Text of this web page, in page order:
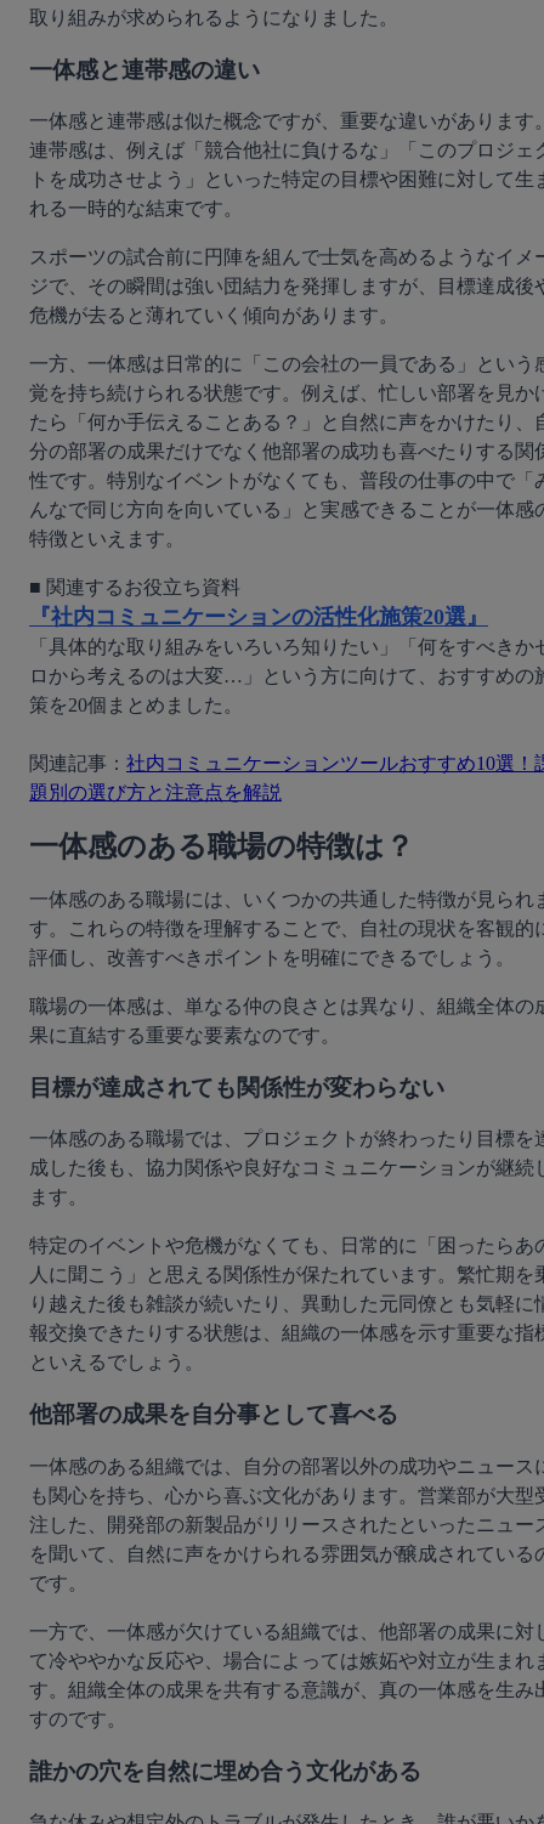
取り組みが求められるようになりました。
一体感と連帯感の違い
一体感と連帯感は似た概念ですが、重要な違いがあります
連帯感は、例えば「競合他社に負けるな」「このプロジェ
トを成功させよう」といった特定の目標や困難に対して生
れる一時的な結束です。
スポーツの試合前に円陣を組んで士気を高めるようなイメ
ジで、その瞬間は強い団結力を発揮しますが、目標達成後
危機が去ると薄れていく傾向があります。
一方、一体感は日常的に「この会社の一員である」という
覚を持ち続けられる状態です。例えば、忙しい部署を見か
たら「何か手伝えることある？」と自然に声をかけたり、
分の部署の成果だけでなく他部署の成功も喜べたりする関
性です。特別なイベントがなくても、普段の仕事の中で「
んなで同じ方向を向いている」と実感できることが一体感
特徴といえます。
『社内コミュニケーションの活性化施策20選』
「具体的な取り組みをいろいろ知りたい」「何をすべきか
ロから考えるのは大変…」という方に向けて、おすすめの
策を20個まとめました。
関連記事： 社内コミュニケーションツールおすすめ10選！
題別の選び方と注意点を解説
一体感のある職場の特徴は？
一体感のある職場には、いくつかの共通した特徴が見られ
す。これらの特徴を理解することで、自社の現状を客観的
評価し、改善すべきポイントを明確にできるでしょう。
職場の一体感は、単なる仲の良さとは異なり、組織全体の
果に直結する重要な要素なのです。
目標が達成されても関係性が変わらない
一体感のある職場では、プロジェクトが終わったり目標を
成した後も、協力関係や良好なコミュニケーションが継続
ます。
特定のイベントや危機がなくても、日常的に「困ったらあ
人に聞こう」と思える関係性が保たれています。繁忙期を
り越えた後も雑談が続いたり、異動した元同僚とも気軽に
報交換できたりする状態は、組織の一体感を示す重要な指
といえるでしょう。
他部署の成果を自分事として喜べる
一体感のある組織では、自分の部署以外の成功やニュース
も関心を持ち、心から喜ぶ文化があります。営業部が大型
注した、開発部の新製品がリリースされたといったニュー
を聞いて、自然に声をかけられる雰囲気が醸成されている
です。
一方で、一体感が欠けている組織では、他部署の成果に対
て冷ややかな反応や、場合によっては嫉妬や対立が生まれ
す。組織全体の成果を共有する意識が、真の一体感を生み
すのです。
誰かの穴を自然に埋め合う文化がある